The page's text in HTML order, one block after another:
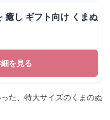
癒し ギフト向け くまぬ
を見る
た、特大サイズのくまのぬ